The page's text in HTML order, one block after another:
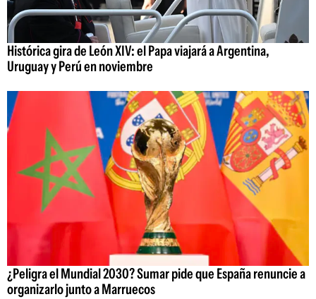
Histórica gira de León XIV: el Papa viajará a Argentina,
Uruguay y Perú en noviembre
¿Peligra el Mundial 2030? Sumar pide que España renuncie a
organizarlo junto a Marruecos